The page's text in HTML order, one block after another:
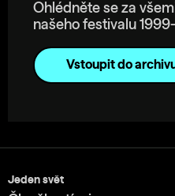
Ohlédněte se za
našeho festivalu
Vstoupit do
Jeden svět